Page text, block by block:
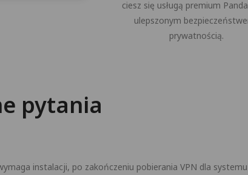
ciesz się usługą premium
ulepszonym
prywatnością.
pytania
instalacji, po zakończeniu pobierania VPN dla